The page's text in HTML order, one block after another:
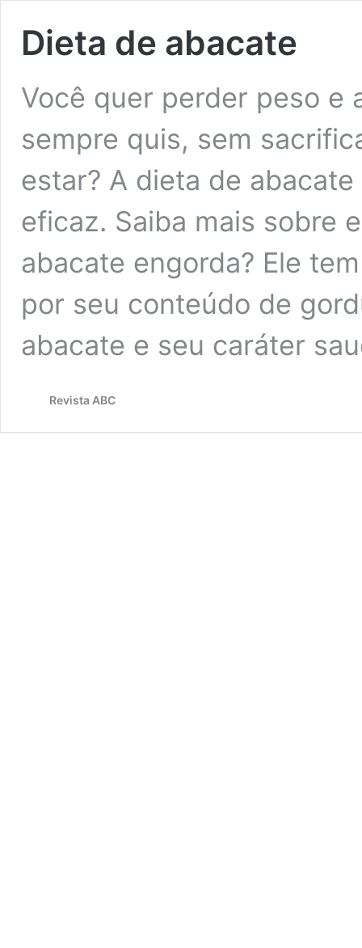
Dieta de abacate
Você quer perder peso e
sempre quis, sem
estar? A dieta de
eficaz. Saiba mais sobre
abacate engorda? Ele
por seu conteúdo de
abacate e seu caráter
Revista ABC